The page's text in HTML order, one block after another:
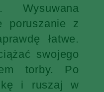
Wysuwana
poruszanie z
łatwe.
swojego
torby. Po
i ruszaj w